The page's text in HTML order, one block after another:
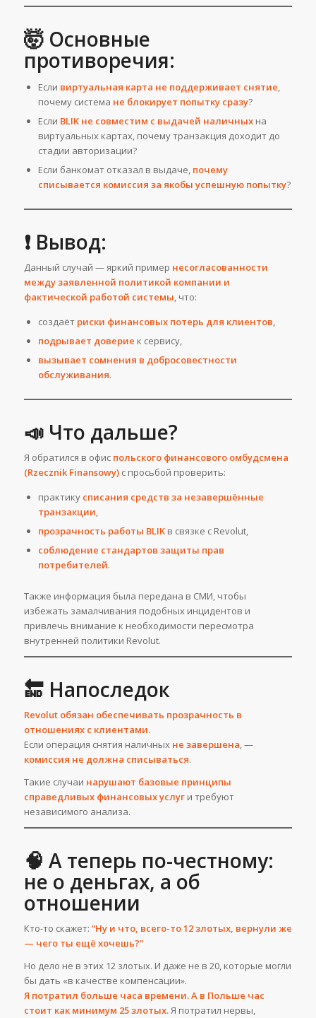
🤯 Основные
противоречия:
Если виртуальная карта не поддерживает снятие,
почему система не блокирует попытку сразу?
Если BLIK не совместим с выдачей наличныхна
виртуальных картах, почему транзакция доходит до
стадии авторизации?
Если банкомат отказал в выдаче, почему
списывается комиссия за якобы успешную попытку?
❗ Вывод:
Данный случай — яркий пример несогласованности
между заявленной политикой компании и
фактической работой системы, что:
создаёт риски финансовых потерь для клиентов,
подрывает доверие к сервису,
вызывает сомнения в добросовестности
обслуживания.
📣 Что дальше?
Я обратился в офис польского финансового омбудсмена
(Rzecznik Finansowy)с просьбой проверить:
практику списания средств за незавершённые
транзакции,
прозрачность работы BLIKв связке с Revolut,
соблюдение стандартов защиты прав
потребителей.
Также информация была передана в СМИ, чтобы
избежать замалчивания подобных инцидентов и
привлечь внимание к необходимости пересмотра
внутренней политики Revolut.
🔚 Напоследок
Revolut обязан обеспечивать прозрачность в
отношениях с клиентами.
Если операция снятия наличных не завершена, —
комиссия не должна списываться.
Такие случаи нарушают базовые принципы
справедливых финансовых услуги требуют
независимого анализа.
🧠 А теперь по-честному:
не о деньгах, а об
отношении
Кто-то скажет: “Ну и что, всего-то 12 злотых, вернули же
— чего ты ещё хочешь?”
Но дело не в этих 12 злотых. И даже не в 20, которые могли
бы дать «в качестве компенсации».
Я потратил больше часа времени. А в Польше час
стоит как минимум 25 злотых.Я потратил нервы,